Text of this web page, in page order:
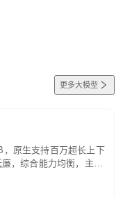
更多大模型
原生支持百万超长上下
，综合能力均衡，主打
作、基础 RAG、批量